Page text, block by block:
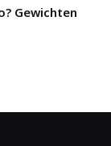
Gewichten